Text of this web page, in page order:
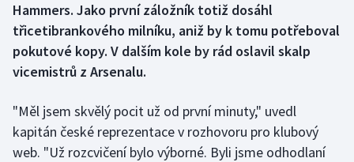
Golf
Házená
Hammers. Jako první záložník totiž dosáhl
třicetibrankového milníku, aniž by k tomu potřeboval
pokutové kopy. V dalším kole by rád oslavil skalp
vicemistrů z Arsenalu.
"Měl jsem skvělý pocit už od první minuty," uvedl
kapitán české reprezentace v rozhovoru pro klubový
web. "Už rozcvičení bylo výborné. Byli jsme odhodlaní